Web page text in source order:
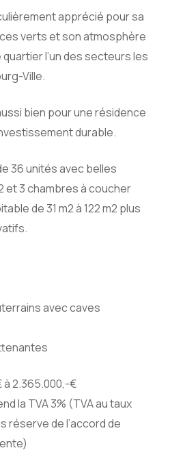
apprécié pour sa
verts et son atmosphère
l’un des secteurs les
Ville.
bien pour une résidence
durable.
36 unités avec belles
et 3 chambres à coucher
de 31 m2 à 122 m2 plus
avec caves
à 2.365.000,-€
la TVA 3% (TVA au taux
réserve de l’accord de